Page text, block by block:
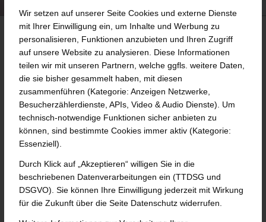
BEWERBUNGSFORMULAR
SACHBEARBEITER (M/W/D)
TECHNISCHER EINKAUF
Bitte füllen Sie für Ihre Bewerbung das
Formular aus
Anrede
Wir setzen auf unserer Seite Cookies und externe Dienste
mit Ihrer Einwilligung ein, um Inhalte und Werbung zu
personalisieren, Funktionen anzubieten und Ihren Zugriff
auf unsere Website zu analysieren. Diese Informationen
teilen wir mit unseren Partnern, welche ggfls. weitere Daten,
die sie bisher gesammelt haben, mit diesen
zusammenführen (Kategorie: Anzeigen Netzwerke,
Besucherzählerdienste, APIs, Video & Audio Dienste). Um
technisch-notwendige Funktionen sicher anbieten zu
können, sind bestimmte Cookies immer aktiv (Kategorie:
Essenziell).
Durch Klick auf „Akzeptieren“ willigen Sie in die
beschriebenen Datenverarbeitungen ein (TTDSG und
DSGVO). Sie können Ihre Einwilligung jederzeit mit Wirkung
für die Zukunft über die Seite Datenschutz widerrufen.